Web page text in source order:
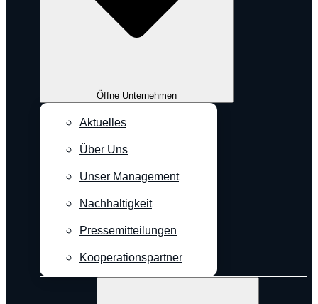
Öffne Unternehmen
Aktuelles
Über Uns
Unser Management
Nachhaltigkeit
Pressemitteilungen
Kooperationspartner